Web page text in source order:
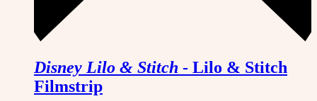
Disney Lilo & Stitch - Lilo & Stitch
Filmstrip